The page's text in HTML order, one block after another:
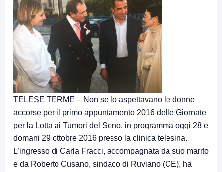
TELESE TERME – Non se lo aspettavano le donne
accorse per il primo appuntamento 2016 delle Giornate
per la Lotta ai Tumori del Seno, in programma oggi 28 e
domani 29 ottobre 2016 presso la clinica telesina.
L’ingresso di Carla Fracci, accompagnata da suo marito
e da Roberto Cusano, sindaco di Ruviano (CE), ha